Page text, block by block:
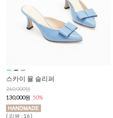
스카이 뮬 슬리퍼
260,000원
130,000원 50%
( 리뷰 : 16 )